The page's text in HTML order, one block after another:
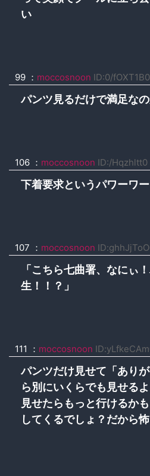
い
99 ： moccosnoon ID:0/fOXT1B0
パンツ見るだけで満足な
106 ： moccosnoon ID:/Hqzhltt0
下着要求というパワーワ
107 ： moccosnoon
「こちら七曲署、なにぃ
生！！？」
111 ： moccosnoon
パンツだけ見せて「あり
ら別にいくらでも見せるよ
見せたらもっと行けるか
してくるでしょ？だから